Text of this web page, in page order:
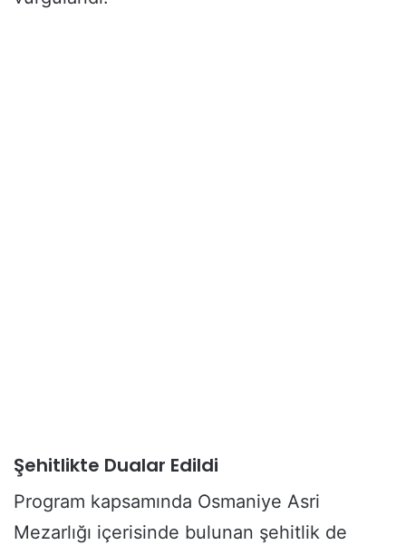
Şehitlikte Dualar Edildi
Program kapsamında Osmaniye Asri
Mezarlığı içerisinde bulunan şehitlik de